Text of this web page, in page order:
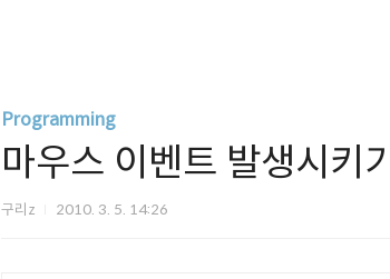
Programming
마우스 이벤트 발생시
구리z 2010. 3. 5. 14:26